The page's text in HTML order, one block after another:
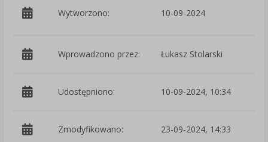
Wytworzono: 10-09-2024
Wprowadzono przez: Łukasz Stolarski
Udostępniono: 10-09-2024, 10:34
Zmodyfikowano: 23-09-2024, 14:33